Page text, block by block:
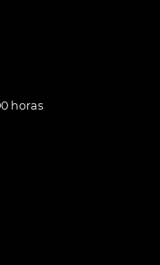
horas